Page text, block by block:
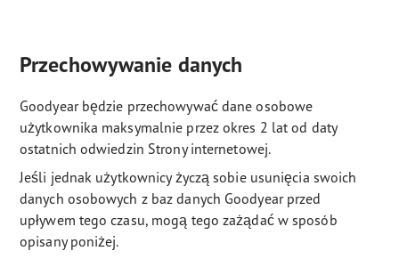
Przechowywanie danych
Goodyear będzie przechowywać dane osobowe
użytkownika maksymalnie przez okres 2 lat od daty
ostatnich odwiedzin Strony internetowej.
Jeśli jednak użytkownicy życzą sobie usunięcia swoich
danych osobowych z baz danych Goodyear przed
upływem tego czasu, mogą tego zażądać w sposób
opisany poniżej.